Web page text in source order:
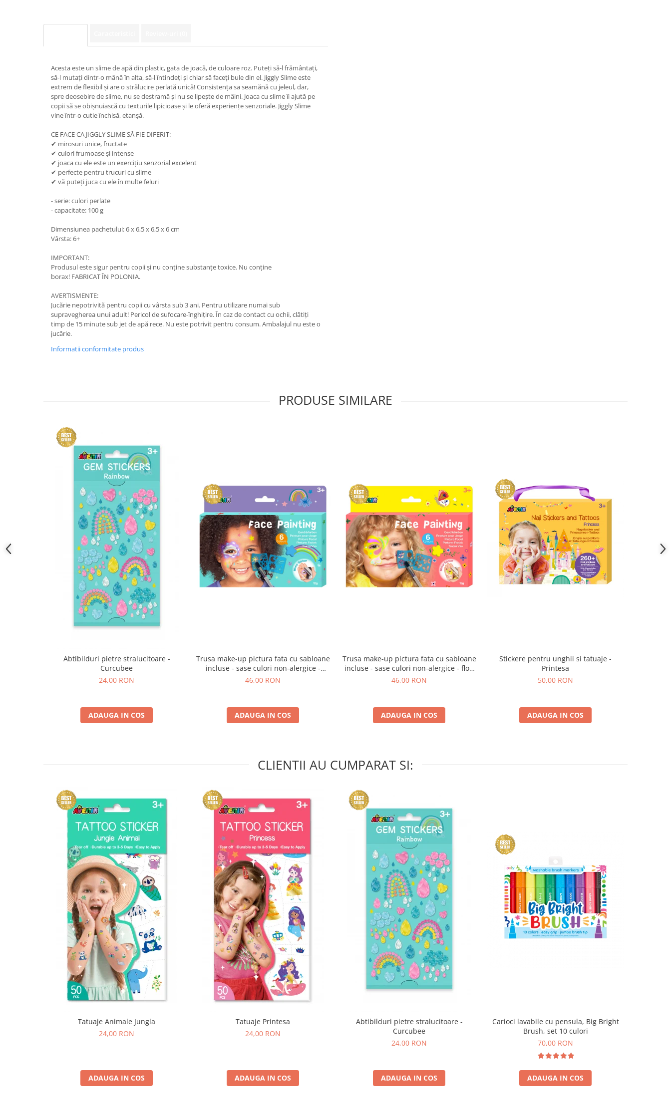
Acesta este un slime de apă din plastic, gata de joacă, de culoare roz. Puteți să-l frământați,
să-l mutați dintr-o mână în alta, să-l întindeți și chiar să faceți bule din el. Jiggly Slime este
extrem de flexibil și are o strălucire perlată unică! Consistența sa seamănă cu jeleul, dar,
spre deosebire de slime, nu se destramă și nu se lipește de mâini. Joaca cu slime îi ajută pe
copii să se obișnuiască cu texturile lipicioase și le oferă experiențe senzoriale. Jiggly Slime
vine într-o cutie închisă, etanșă.
CE FACE CA JIGGLY SLIME SĂ FIE DIFERIT:
✔ mirosuri unice, fructate
✔ culori frumoase și intense
✔ joaca cu ele este un exercițiu senzorial excelent
✔ perfecte pentru trucuri cu slime
✔ vă puteți juca cu ele în multe feluri
- serie: culori perlate
- capacitate: 100 g
Dimensiunea pachetului: 6 x 6,5 x 6,5 x 6 cm
Vârsta: 6+
IMPORTANT:
Produsul este sigur pentru copii și nu conține substanțe toxice. Nu conține
borax! FABRICAT ÎN POLONIA.
AVERTISMENTE:
Jucărie nepotrivită pentru copii cu vârsta sub 3 ani. Pentru utilizare numai sub
supravegherea unui adult! Pericol de sufocare-înghițire. În caz de contact cu ochii, clătiți
timp de 15 minute sub jet de apă rece. Nu este potrivit pentru consum. Ambalajul nu este o
jucărie.
Informatii conformitate produs
PRODUSE SIMILARE
Abtibilduri pietre stralucitoare -
Curcubee
24,00 RON
ADAUGA IN COS
Trusa make-up pictura fata cu sabloane
incluse - sase culori non-alergice -
curcubeu si stele
46,00 RON
ADAUGA IN COS
Trusa make-up pictura fata cu sabloane
incluse - sase culori non-alergice - flori
si fluturi
46,00 RON
ADAUGA IN COS
Stickere pentru unghii si tatuaje -
Printesa
50,00 RON
ADAUGA IN COS
CLIENTII AU CUMPARAT SI:
Tatuaje Animale Jungla
24,00 RON
ADAUGA IN COS
Tatuaje Printesa
24,00 RON
ADAUGA IN COS
Abtibilduri pietre stralucitoare -
Curcubee
24,00 RON
ADAUGA IN COS
Carioci lavabile cu pensula, Big Bright
Brush, set 10 culori
70,00 RON
ADAUGA IN COS